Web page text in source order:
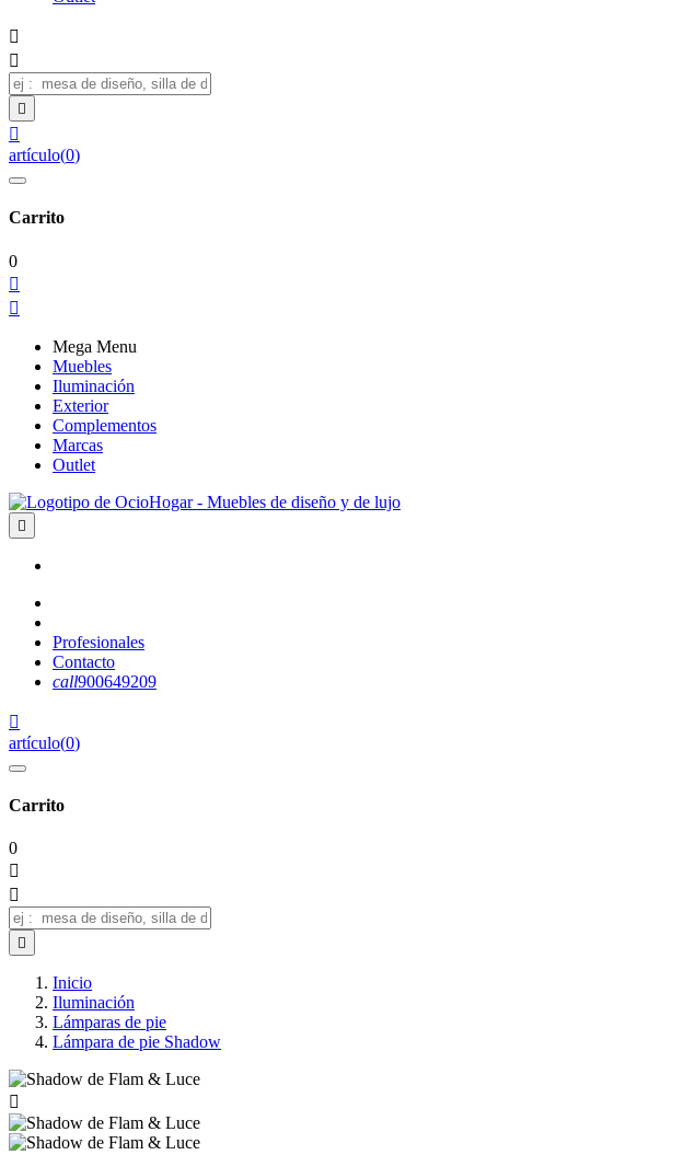




artículo(0)
Carrito
0


Mega Menu
Muebles
Iluminación
Exterior
Complementos
Marcas
Outlet

Profesionales
Contacto
call900649209

artículo(0)
Carrito
0



Inicio
Iluminación
Lámparas de pie
Lámpara de pie Shadow
